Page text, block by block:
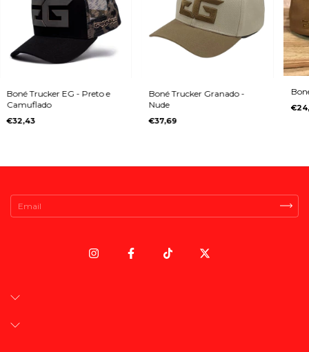
Boné Trucker EG - Preto e
Camuflado
€32,43
Boné Trucker Granado -
Nude
€37,69